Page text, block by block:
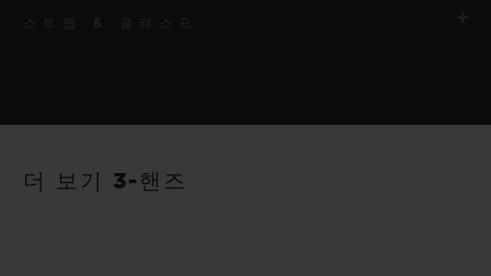
40시간
스트랩
더 보기 3-핸즈